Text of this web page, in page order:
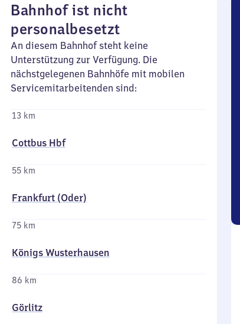
Bahnhof ist nicht
personalbesetzt
An diesem Bahnhof steht keine
Unterstützung zur Verfügung. Die
nächstgelegenen Bahnhöfe mit mobilen
Servicemitarbeitenden sind:
13 km
Cottbus Hbf
55 km
Frankfurt (Oder)
75 km
Königs Wusterhausen
86 km
Görlitz